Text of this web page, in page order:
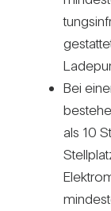
Bei
als 10